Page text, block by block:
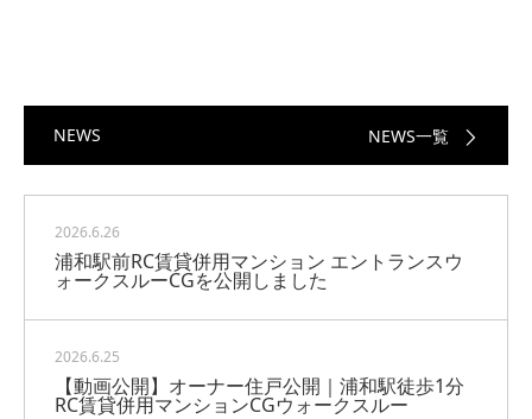
NEWS NEWS一覧
2026.6.26
浦和駅前RC賃貸併用マンション エントランスウ
ォークスルーCGを公開しました
2026.6.25
【動画公開】オーナー住戸公開｜浦和駅徒歩1分
RC賃貸併用マンションCGウォークスルー